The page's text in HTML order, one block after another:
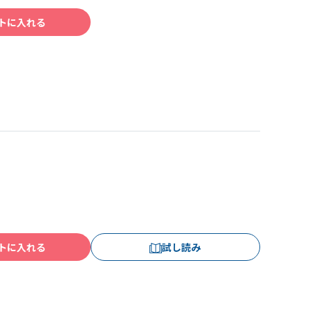
に入れる
に入れる 試し読み